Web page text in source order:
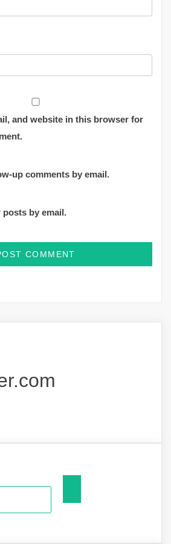
and website in this browser for
up comments by email.
posts by email.